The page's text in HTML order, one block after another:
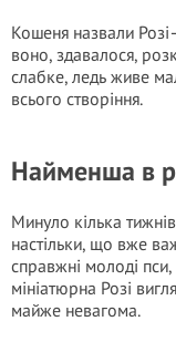
Кошеня назвали
воно, здавалося,
слабке, ледь живе
всього створіння.
Найменша в
Минуло кілька
настільки, що вже
справжні молоді пси,
мініатюрна Розі
майже невагома.